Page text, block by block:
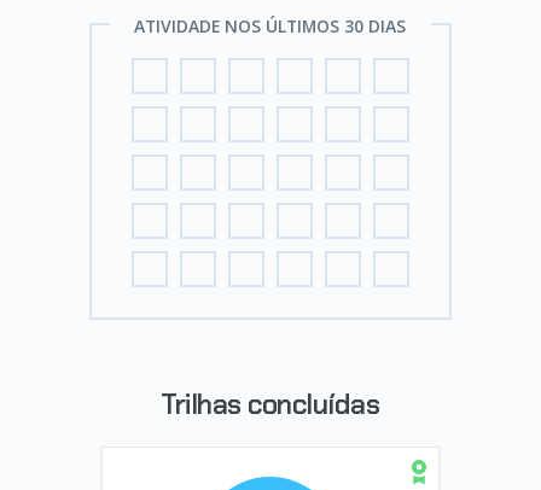
ATIVIDADE NOS ÚLTIMOS 30 DIAS
Trilhas concluídas